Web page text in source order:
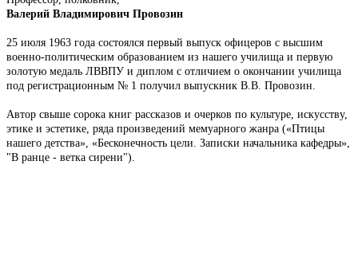
Валерий Владимирович Провозин
25 июля 1963 года состоялся первый выпуск офицеров с высшим
военно-политическим образованием из нашего училища и первую
золотую медаль ЛВВПУ и диплом с отличием о окончании училища
под регистрационным № 1 получил выпускник В.В. Провозин.
Автор свыше сорока книг рассказов и очерков по культуре, искусству,
этике и эстетике, ряда произведений мемуарного жанра («Птицы
нашего детства», «Бесконечность цели. Записки начальника кафедры»,
"В ранце - ветка сирени").